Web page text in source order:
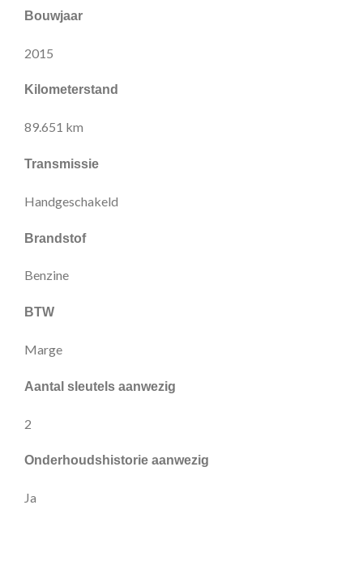
Bouwjaar
2015
Kilometerstand
89.651 km
Transmissie
Handgeschakeld
Brandstof
Benzine
BTW
Marge
Aantal sleutels aanwezig
2
Onderhoudshistorie aanwezig
Ja